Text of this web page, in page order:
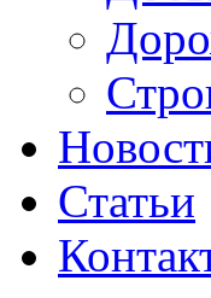
Статьи